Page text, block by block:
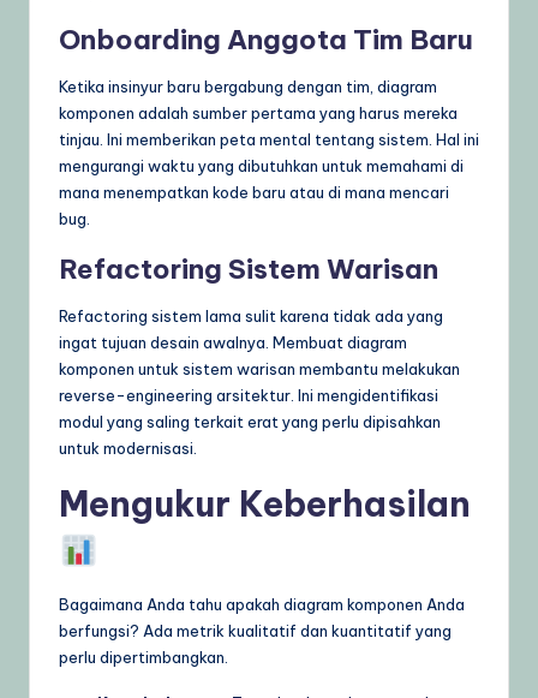
Onboarding Anggota Tim Baru
Ketika insinyur baru bergabung dengan tim, diagram
komponen adalah sumber pertama yang harus mereka
tinjau. Ini memberikan peta mental tentang sistem. Hal ini
mengurangi waktu yang dibutuhkan untuk memahami di
mana menempatkan kode baru atau di mana mencari
bug.
Refactoring Sistem Warisan
Refactoring sistem lama sulit karena tidak ada yang
ingat tujuan desain awalnya. Membuat diagram
komponen untuk sistem warisan membantu melakukan
reverse-engineering arsitektur. Ini mengidentifikasi
modul yang saling terkait erat yang perlu dipisahkan
untuk modernisasi.
Mengukur Keberhasilan
Bagaimana Anda tahu apakah diagram komponen Anda
berfungsi? Ada metrik kualitatif dan kuantitatif yang
perlu dipertimbangkan.